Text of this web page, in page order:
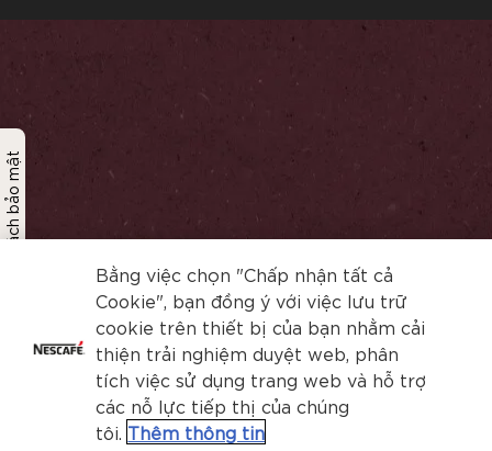
Chính sách bảo mật
Bằng việc chọn "Chấp nhận tất cả
Cookie", bạn đồng ý với việc lưu trữ
cookie trên thiết bị của bạn nhằm cải
thiện trải nghiệm duyệt web, phân
tích việc sử dụng trang web và hỗ trợ
các nỗ lực tiếp thị của chúng
tôi. Thêm thông tin